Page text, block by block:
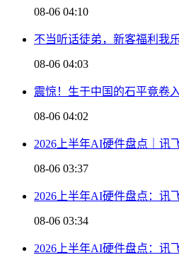
08-06 04:10
不当听话徒弟，新客福利我
08-06 04:03
震惊！生于中国的石平竟卷
08-06 04:02
2026上半年AI硬件盘点｜讯
08-06 03:37
2026上半年AI硬件盘点：讯
08-06 03:34
2026上半年AI硬件盘点：讯